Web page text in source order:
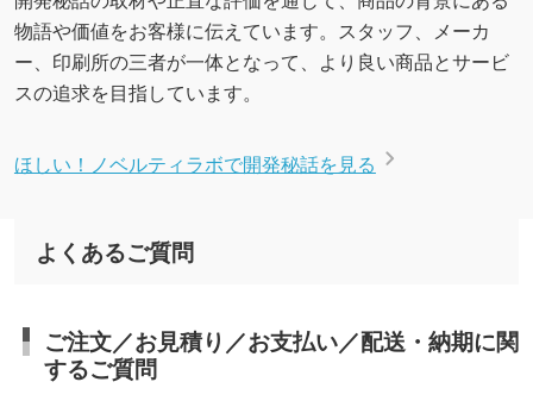
物語や価値をお客様に伝えています。スタッフ、メーカ
ー、印刷所の三者が一体となって、より良い商品とサービ
スの追求を目指しています。
ほしい！ノベルティラボで開発秘話を見る
よくあるご質問
ご注文／お見積り／お支払い／配送・納期に関
するご質問